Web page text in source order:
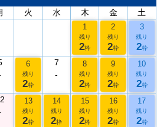
火 水 木 金 土
1
残り
2枠
2
残り
2枠
3
残り
2枠
6
残り
2枠
7
-
8
残り
2枠
9
残り
2枠
10
残り
2枠
13
残り
2枠
14
残り
2枠
15
残り
2枠
16
残り
2枠
17
残り
2枠